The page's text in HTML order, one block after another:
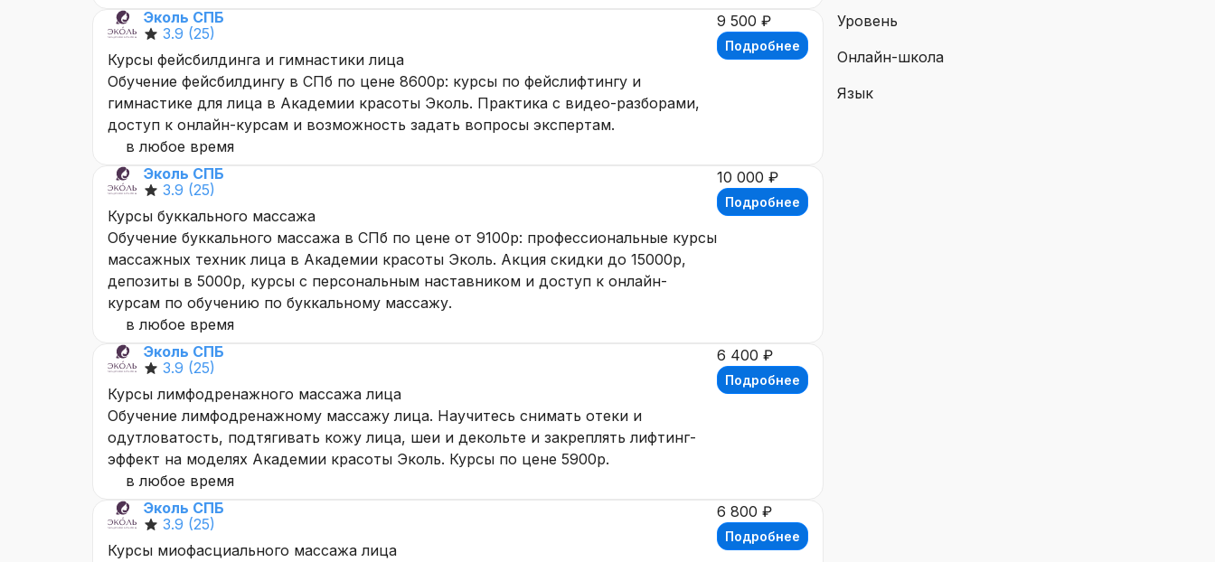
Эколь СПБ
3.9 (25)
Курсы фейсбилдинга и гимнастики лица
Обучение фейсбилдингу в СПб по цене 8600р: курсы по фейслифтингу и
гимнастике для лица в Академии красоты Эколь. Практика с видео-разборами,
доступ к онлайн-курсам и возможность задать вопросы экспертам.
в любое время
9 500 ₽
Подробнее
Эколь СПБ
3.9 (25)
Курсы буккального массажа
Обучение буккального массажа в СПб по цене от 9100р: профессиональные курсы
массажных техник лица в Академии красоты Эколь. Акция скидки до 15000р,
депозиты в 5000р, курсы с персональным наставником и доступ к онлайн-
курсам по обучению по буккальному массажу.
в любое время
10 000 ₽
Подробнее
Эколь СПБ
3.9 (25)
Курсы лимфодренажного массажа лица
Обучение лимфодренажному массажу лица. Научитесь снимать отеки и
одутловатость, подтягивать кожу лица, шеи и декольте и закреплять лифтинг-
эффект на моделях Академии красоты Эколь. Курсы по цене 5900р.
в любое время
6 400 ₽
Подробнее
Эколь СПБ
3.9 (25)
Курсы миофасциального массажа лица
6 800 ₽
Подробнее
Уровень
Онлайн-школа
Язык